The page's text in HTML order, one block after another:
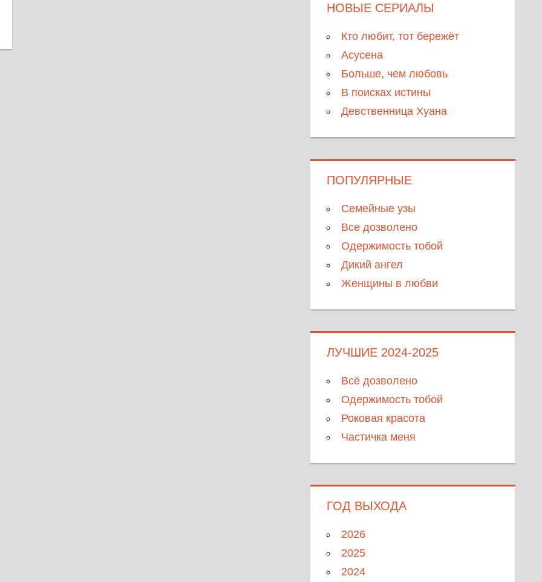
НОВЫЕ СЕРИАЛЫ
Кто любит, тот бережёт
Асусена
Больше, чем любовь
В поисках истины
Девственница Хуана
ПОПУЛЯРНЫЕ
Семейные узы
Все дозволено
Одержимость тобой
Дикий ангел
Женщины в любви
ЛУЧШИЕ 2024-2025
Всё дозволено
Одержимость тобой
Роковая красота
Частичка меня
ГОД ВЫХОДА
2026
2025
2024